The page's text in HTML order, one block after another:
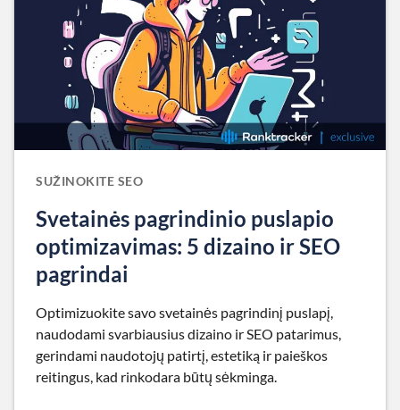
SUŽINOKITE SEO
Svetainės pagrindinio puslapio
optimizavimas: 5 dizaino ir SEO
pagrindai
Optimizuokite savo svetainės pagrindinį puslapį,
naudodami svarbiausius dizaino ir SEO patarimus,
gerindami naudotojų patirtį, estetiką ir paieškos
reitingus, kad rinkodara būtų sėkminga.